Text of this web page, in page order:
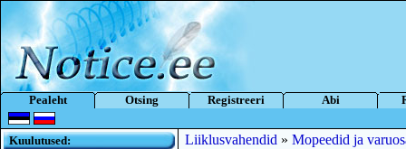
Pealeht Otsing Registreeri Abi
Kuulutused: Liiklusvahendid » Mopeedid ja